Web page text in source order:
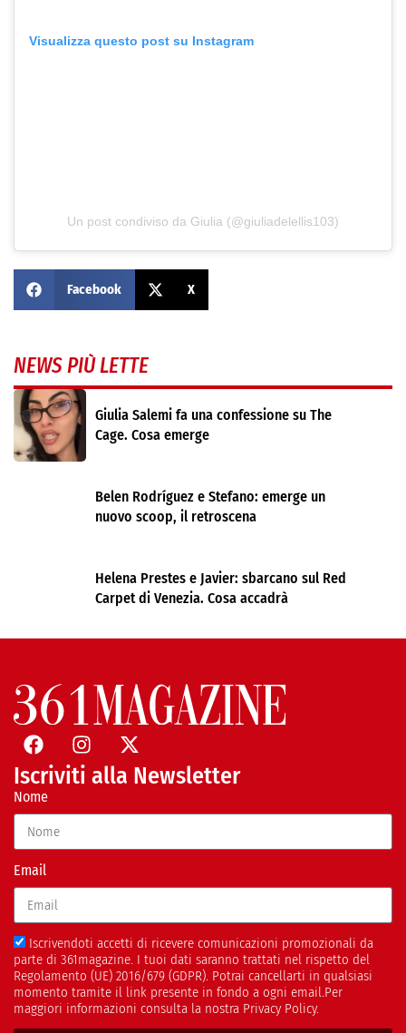
Visualizza questo post su Instagram
Un post condiviso da Giulia (@giuliadelellis103)
Facebook X
NEWS PIÙ LETTE
Giulia Salemi fa una confessione su The
Cage. Cosa emerge
Belen Rodríguez e Stefano: emerge un
nuovo scoop, il retroscena
Helena Prestes e Javier: sbarcano sul Red
Carpet di Venezia. Cosa accadrà
Iscriviti alla Newsletter
Nome
Email
Iscrivendoti accetti di ricevere comunicazioni promozionali da
parte di 361magazine. I tuoi dati saranno trattati nel rispetto del
Regolamento (UE) 2016/679 (GDPR). Potrai cancellarti in qualsiasi
momento tramite il link presente in fondo a ogni email.Per
maggiori informazioni consulta la nostra Privacy Policy.